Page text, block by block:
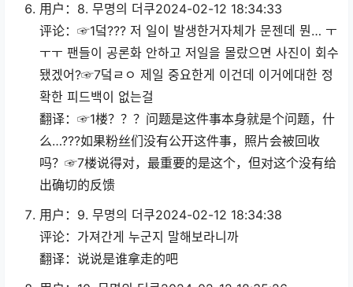
用户：8. 무명의 더쿠2024-02-12 18:34:33
评论：☞1덬??? 저 일이 발생한거자체가 문젠데 뭔… ㅜ
ㅜㅜ 팬들이 공론화 안하고 저일을 몰랐으면 사진이 회수
됐겠어?☞7덬ㄹㅇ 제일 중요한게 이건데 이거에대한 정
확한 피드백이 없는걸
翻译：☞1楼？？？问题是这件事本身就是个问题，什
么…???如果粉丝们没有公开这件事，照片会被回收
吗？☞7楼说得对，最重要的是这个，但对这个没有给
出确切的反馈
用户：9. 무명의 더쿠2024-02-12 18:34:38
评论：가져간게 누군지 말해보라니까
翻译：说说是谁拿走的吧